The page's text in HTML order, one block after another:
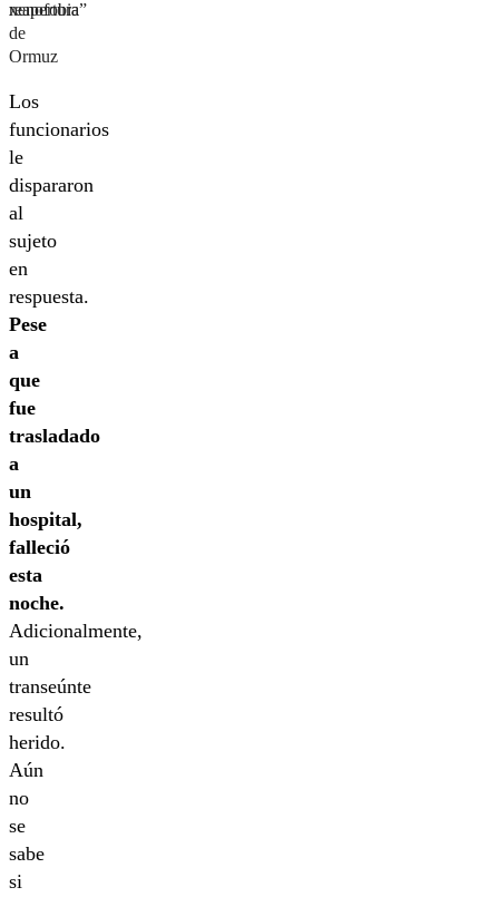
reapertura
de
Ormuz
xenofobia”
Los
funcionarios
le
dispararon
al
sujeto
en
respuesta.
Pese
a
que
fue
trasladado
a
un
hospital,
falleció
esta
noche.
Adicionalmente,
un
transeúnte
resultó
herido.
Aún
no
se
sabe
si